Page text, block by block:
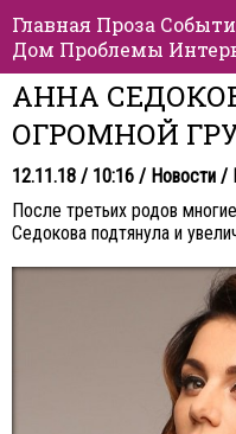
Главная Проза
Дом Проблемы
АННА
ОГРОМНОЙ
12.11.18 / 10:16 / Новости /
После третьих родов
Седокова подтянула и